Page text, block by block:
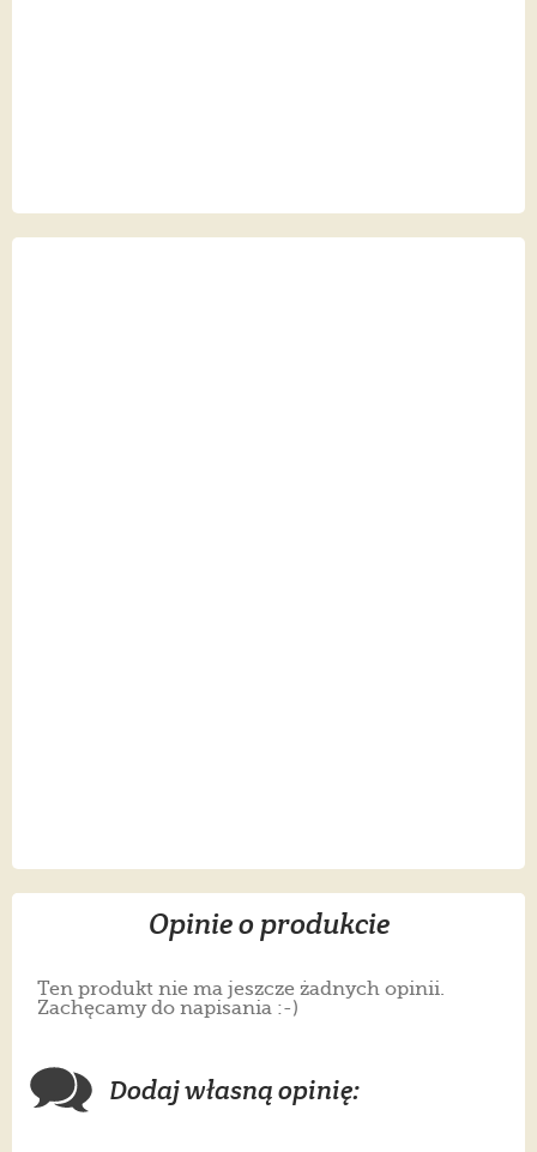
Opinie o produkcie
Ten produkt nie ma jeszcze żadnych opinii.
Zachęcamy do napisania :-)
Dodaj własną opinię: